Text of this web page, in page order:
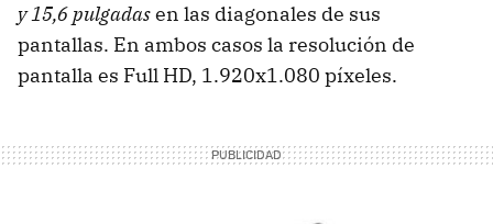
y 15,6 pulgadasen las diagonales de sus
pantallas. En ambos casos la resolución de
pantalla es Full HD, 1.920x1.080 píxeles.